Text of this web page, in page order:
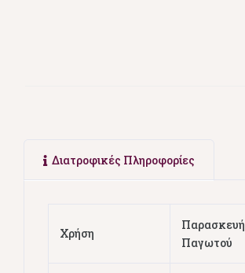
Διατροφικές Πληροφορίες
Χρήση
Παρασκευή
Παγωτού